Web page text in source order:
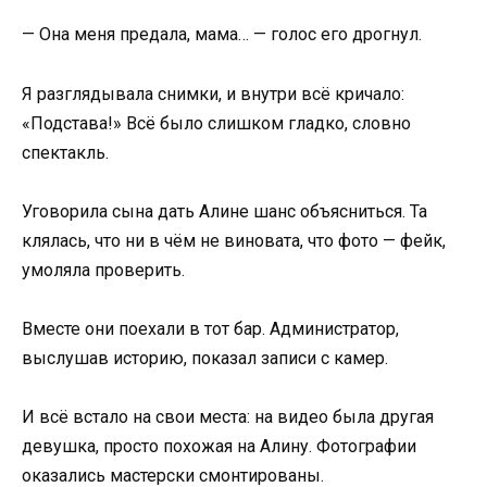
— Она меня предала, мама… — голос его дрогнул.
Я разглядывала снимки, и внутри всё кричало:
«Подстава!» Всё было слишком гладко, словно
спектакль.
Уговорила сына дать Алине шанс объясниться. Та
клялась, что ни в чём не виновата, что фото — фейк,
умоляла проверить.
Вместе они поехали в тот бар. Администратор,
выслушав историю, показал записи с камер.
И всё встало на свои места: на видео была другая
девушка, просто похожая на Алину. Фотографии
оказались мастерски смонтированы.